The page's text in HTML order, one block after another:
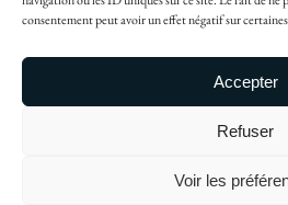
consentement peut avoir un effet négatif sur
Accepter
Refuser
Voir les
124, rue Vieille du